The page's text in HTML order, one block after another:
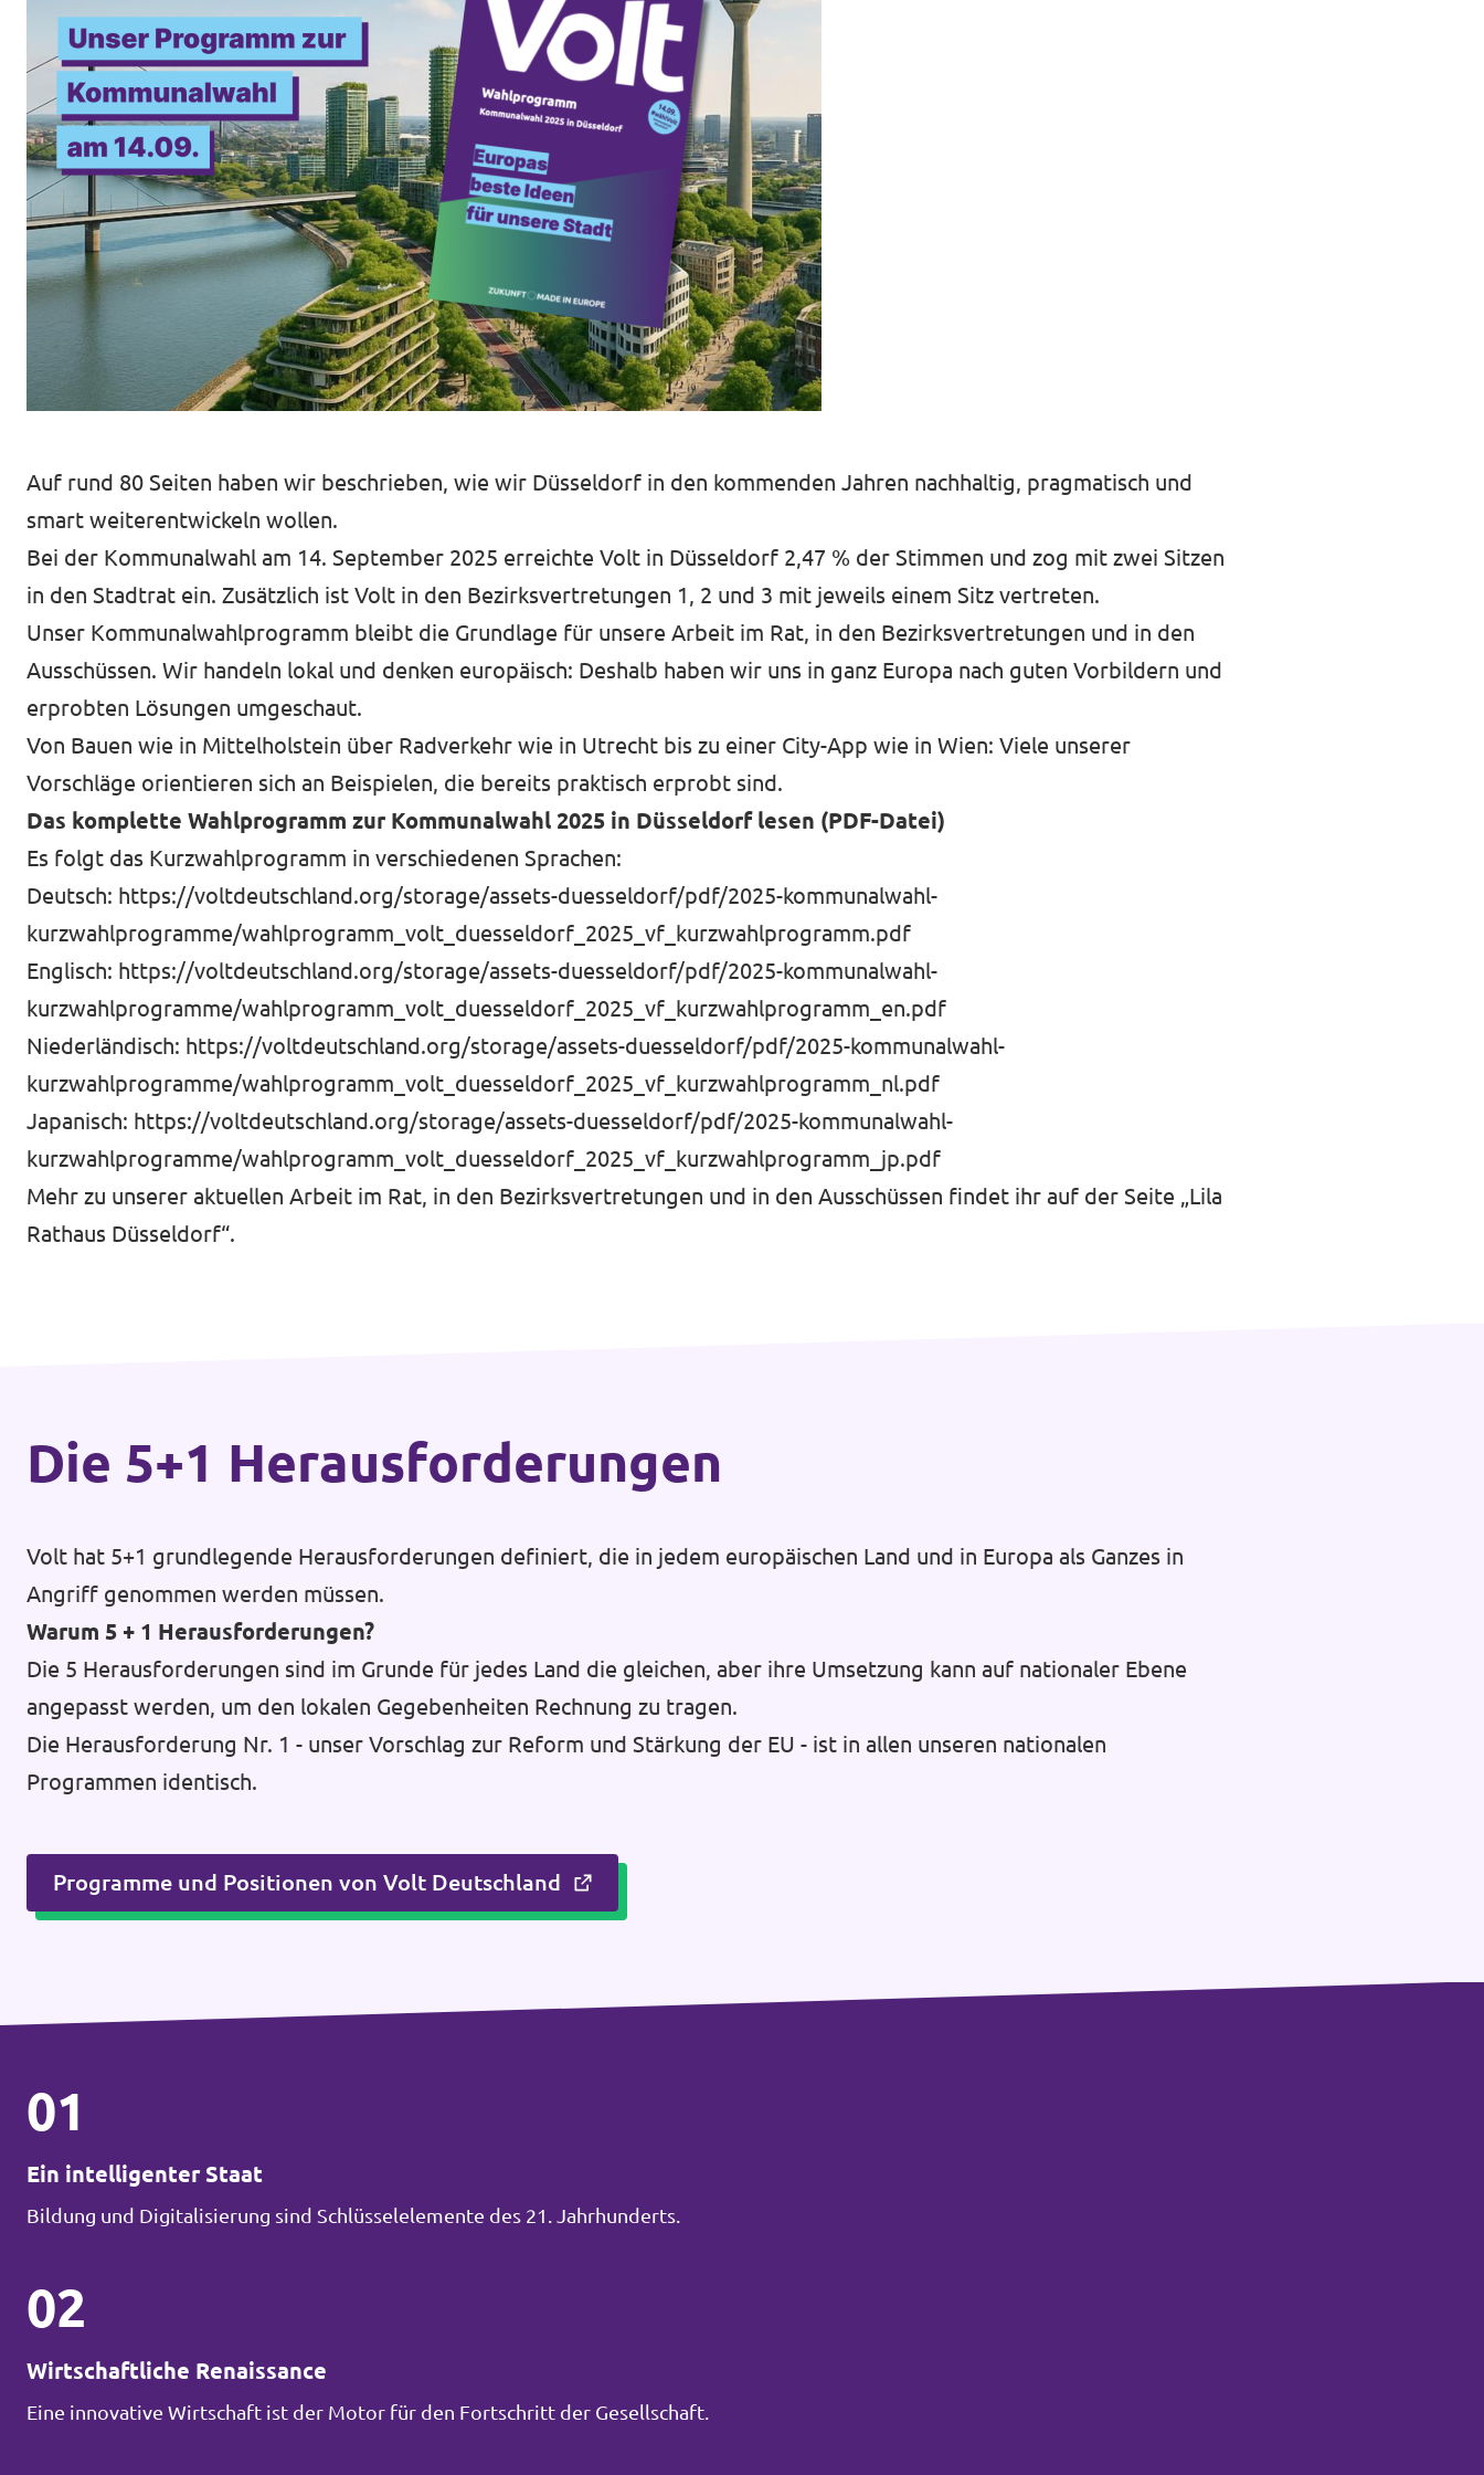
Volt Deutschland Merchandise Shop
Unsere Events
Startseite Volt Düsseldorf
Mach mit!
Volt DUS Hochschulgruppe
Deine Spende für Volt!
Presse
Transparenz
Datenschutz
Impressum
Auf rund 80 Seiten haben wir beschrieben, wie wir Düsseldorf in den kommenden Jahren nachhaltig, pragmatisch und
smart weiterentwickeln wollen.
Bei der Kommunalwahl am 14. September 2025 erreichte Volt in Düsseldorf 2,47 % der Stimmen und zog mit zwei Sitzen
in den Stadtrat ein. Zusätzlich ist Volt in den Bezirksvertretungen 1, 2 und 3 mit jeweils einem Sitz vertreten.
Unser Kommunalwahlprogramm bleibt die Grundlage für unsere Arbeit im Rat, in den Bezirksvertretungen und in den
Ausschüssen. Wir handeln lokal und denken europäisch: Deshalb haben wir uns in ganz Europa nach guten Vorbildern und
erprobten Lösungen umgeschaut.
Von Bauen wie in Mittelholstein über Radverkehr wie in Utrecht bis zu einer City-App wie in Wien: Viele unserer
Vorschläge orientieren sich an Beispielen, die bereits praktisch erprobt sind.
Das komplette Wahlprogramm zur Kommunalwahl 2025 in Düsseldorf lesen (PDF-Datei)
Es folgt das Kurzwahlprogramm in verschiedenen Sprachen:
Deutsch: https://voltdeutschland.org/storage/assets-duesseldorf/pdf/2025-kommunalwahl-
kurzwahlprogramme/wahlprogramm_volt_duesseldorf_2025_vf_kurzwahlprogramm.pdf
Englisch: https://voltdeutschland.org/storage/assets-duesseldorf/pdf/2025-kommunalwahl-
kurzwahlprogramme/wahlprogramm_volt_duesseldorf_2025_vf_kurzwahlprogramm_en.pdf
Niederländisch: https://voltdeutschland.org/storage/assets-duesseldorf/pdf/2025-kommunalwahl-
kurzwahlprogramme/wahlprogramm_volt_duesseldorf_2025_vf_kurzwahlprogramm_nl.pdf
Japanisch: https://voltdeutschland.org/storage/assets-duesseldorf/pdf/2025-kommunalwahl-
kurzwahlprogramme/wahlprogramm_volt_duesseldorf_2025_vf_kurzwahlprogramm_jp.pdf
Mehr zu unserer aktuellen Arbeit im Rat, in den Bezirksvertretungen und in den Ausschüssen findet ihr auf der Seite „Lila
Rathaus Düsseldorf“.
Die 5+1 Heraus­forderungen
Volt hat 5+1 grundlegende Herausforderungen definiert, die in jedem europäischen Land und in Europa als Ganzes in
Angriff genommen werden müssen.
Warum 5 + 1 Herausforderungen?
Die 5 Herausforderungen sind im Grunde für jedes Land die gleichen, aber ihre Umsetzung kann auf nationaler Ebene
angepasst werden, um den lokalen Gegebenheiten Rechnung zu tragen.
Die Herausforderung Nr. 1 - unser Vorschlag zur Reform und Stärkung der EU - ist in allen unseren nationalen
Programmen identisch.
Programme und Positionen von Volt Deutschland
01
Ein intelligenter Staat
Bildung und Digitalisierung sind Schlüsselelemente des 21. Jahrhunderts.
02
Wirtschaftliche Renaissance
Eine innovative Wirtschaft ist der Motor für den Fortschritt der Gesellschaft.